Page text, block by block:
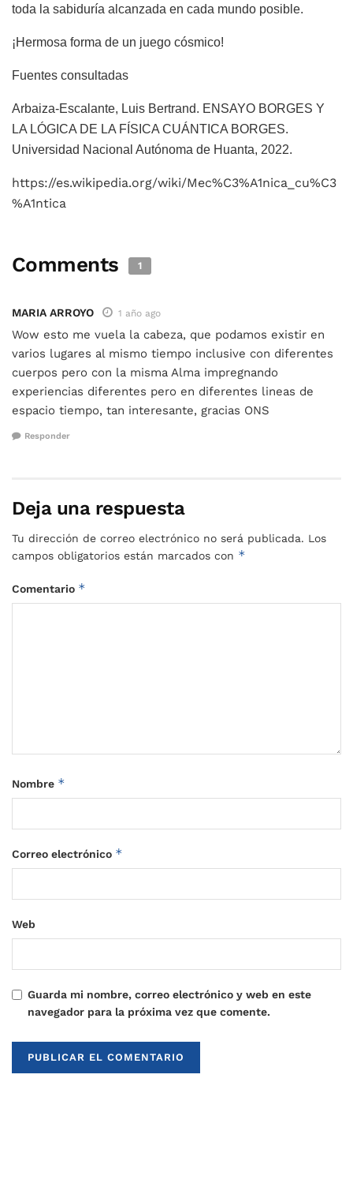
toda la sabiduría alcanzada en cada mundo posible.
¡Hermosa forma de un juego cósmico!
Fuentes consultadas
Arbaiza-Escalante, Luis Bertrand. ENSAYO BORGES Y
LA LÓGICA DE LA FÍSICA CUÁNTICA BORGES.
Universidad Nacional Autónoma de Huanta, 2022.
https://es.wikipedia.org/wiki/Mec%C3%A1nica_cu%C3
%A1ntica
Comments 1
MARIA ARROYO 1 año ago
Wow esto me vuela la cabeza, que podamos existir en
varios lugares al mismo tiempo inclusive con diferentes
cuerpos pero con la misma Alma impregnando
experiencias diferentes pero en diferentes lineas de
espacio tiempo, tan interesante, gracias ONS
Responder
Deja una respuesta
Tu dirección de correo electrónico no será publicada. Los
campos obligatorios están marcados con *
Comentario *
Nombre *
Correo electrónico *
Web
Guarda mi nombre, correo electrónico y web en este
navegador para la próxima vez que comente.